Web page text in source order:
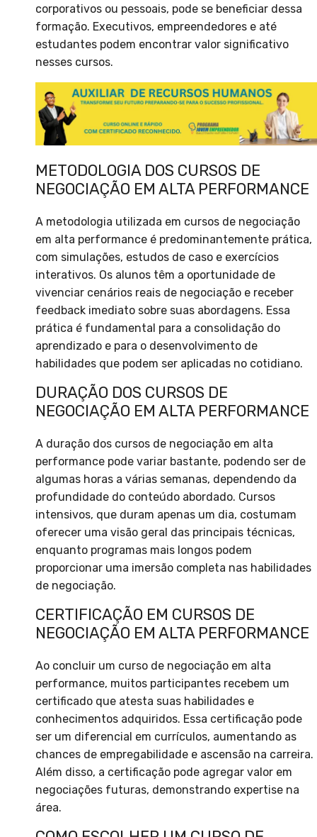
corporativos ou pessoais, pode se beneficiar dessa
formação. Executivos, empreendedores e até
estudantes podem encontrar valor significativo
nesses cursos.
METODOLOGIA DOS CURSOS DE
NEGOCIAÇÃO EM ALTA PERFORMANCE
A metodologia utilizada em cursos de negociação
em alta performance é predominantemente prática,
com simulações, estudos de caso e exercícios
interativos. Os alunos têm a oportunidade de
vivenciar cenários reais de negociação e receber
feedback imediato sobre suas abordagens. Essa
prática é fundamental para a consolidação do
aprendizado e para o desenvolvimento de
habilidades que podem ser aplicadas no cotidiano.
DURAÇÃO DOS CURSOS DE
NEGOCIAÇÃO EM ALTA PERFORMANCE
A duração dos cursos de negociação em alta
performance pode variar bastante, podendo ser de
algumas horas a várias semanas, dependendo da
profundidade do conteúdo abordado. Cursos
intensivos, que duram apenas um dia, costumam
oferecer uma visão geral das principais técnicas,
enquanto programas mais longos podem
proporcionar uma imersão completa nas habilidades
de negociação.
CERTIFICAÇÃO EM CURSOS DE
NEGOCIAÇÃO EM ALTA PERFORMANCE
Ao concluir um curso de negociação em alta
performance, muitos participantes recebem um
certificado que atesta suas habilidades e
conhecimentos adquiridos. Essa certificação pode
ser um diferencial em currículos, aumentando as
chances de empregabilidade e ascensão na carreira.
Além disso, a certificação pode agregar valor em
negociações futuras, demonstrando expertise na
área.